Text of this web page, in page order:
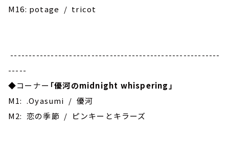
M16: potage / tricot
---------------------------------------------------------
-----
◆コーナー 「優河のmidnight whispering」
M1: .Oyasumi / 優河
M2: 恋の季節 / ピンキーとキラーズ